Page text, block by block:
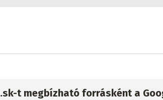
t megbízható forrásként a